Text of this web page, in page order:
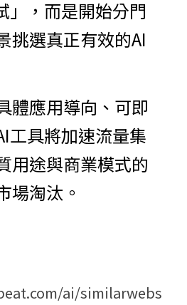
」，而是開始分門
挑選真正有效的AI
體應用導向、可即
工具將加速流量集
用途與商業模式的
場淘汰。
ai/similarwebs